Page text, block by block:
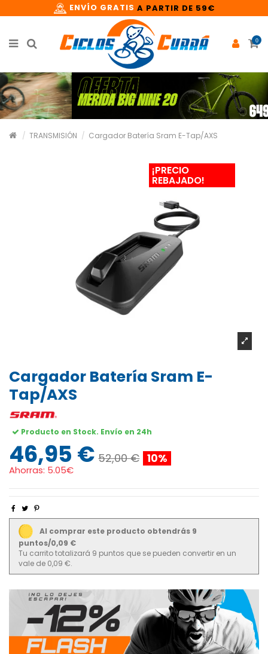
ENVÍO GRATIS A PARTIR DE 59€
0
TRANSMISIÓN Cargador Batería Sram E-Tap/AXS
¡PRECIO
REBAJADO!
Cargador Batería Sram E-
Tap/AXS
Producto en Stock. Envío en 24h
46,95 € 52,00 € 10%
Ahorras: 5.05€
Al comprar este producto obtendrás 9
puntos/0,09 €
Tu carrito totalizará 9 puntos que se pueden convertir en un
vale de 0,09 €.